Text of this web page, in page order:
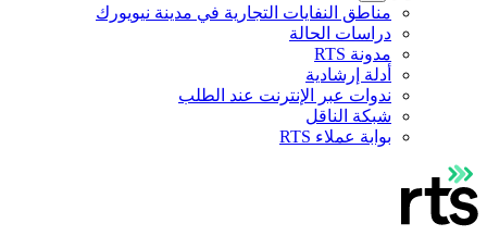
مناطق النفايات التجارية في مدينة نيويورك
دراسات الحالة
مدونة RTS
أدلة إرشادية
ندوات عبر الإنترنت عند الطلب
شبكة الناقل
بوابة عملاء RTS